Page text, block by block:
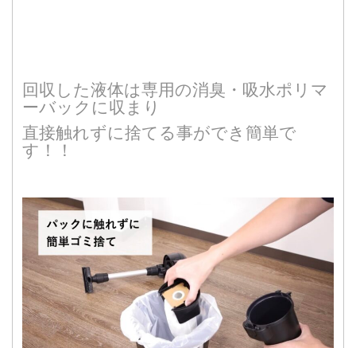
回収した液体は専用の消臭・吸水ポリマ
ーバックに収まり
直接触れずに捨てる事ができ簡単で
す！！